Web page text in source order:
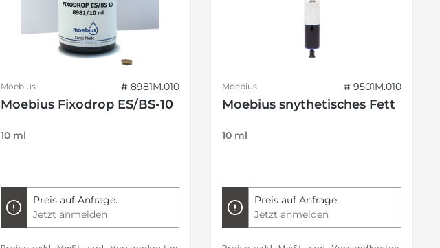
Moebius # 8981M.010
Moebius Fixodrop ES/BS-10
10 ml
Preis auf Anfrage.
Jetzt anmelden
Moebius # 9501M.010
Moebius snythetisches Fett
10 ml
Preis auf Anfrage.
Jetzt anmelden